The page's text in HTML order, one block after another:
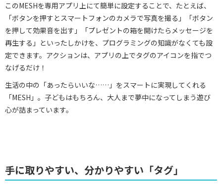
このMESHを専用アプリ上にて簡単に設定することで、たとえば、
「ボタンを押すとスマートフォンのカメラで写真を撮る」「ボタン
を押して効果音を出す」「プレゼントの箱を開けたらメッセージを
再生する」といったしかけを、プログラミングの知識がなくても設
定できます。アクションは、アプリの上でタグのアイコンを指でつ
なげるだけ！
生活の中の「あったらいいな……」をスマートに実現してくれる
「MESH」。子どもはもちろん、大人まで夢中になってしまう遊び
心が詰まっています。
手に取りやすい、分かりやすい「タグ」